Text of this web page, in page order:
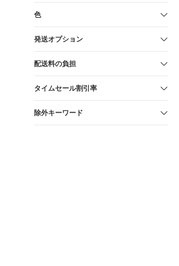
色
発送オプション
配送料の負担
タイムセール割引率
除外キーワード